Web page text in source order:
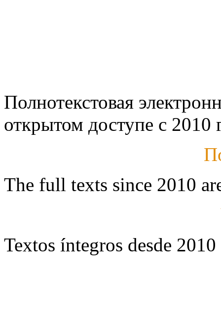
Полнотекстовая
открытом доступе с 2010
The full texts since 2010
Textos íntegros desde